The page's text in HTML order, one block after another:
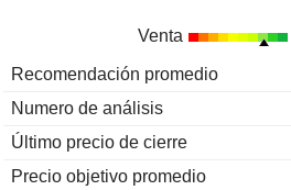
Venta
Recomendación promedio
Numero de análisis
Último precio de cierre
Precio objetivo promedio